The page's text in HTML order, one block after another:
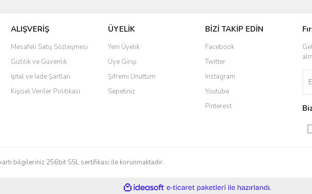
veya görüntülenemiyor.
eksik bilgiler bulunuyor.
bulunuyor.
daha pahalı.
alternatifler olmalı.
ALIŞVERİŞ
Mesafeli Satış Sözleşmesi
Gizlilik ve Güvenlik
İptal ve İade Şartları
Kişisel Veriler Politikası
ÜYELİK
Yeni Üyelik
Üye Girişi
Şifremi Unuttum
Sepetiniz
BİZİ TAKİP EDİN
Facebook
Twitter
Instagram
Youtube
Pinterest
bilgileriniz 256bit SSL sertifikası ile korunmaktadır.
ideasoft
e-